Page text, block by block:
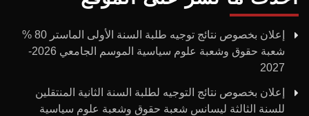
إعلان بخصوص نتائج توجيه طلبة السنة الأولى الماستر 80 %
شعبة حقوق وشعبة علوم سياسية الموسم الجامعي 2026-
2027
إعلان بخصوص نتائج التوجيه لطلبة السنة الثانية المنتقلين
للسنة الثالثة ليسانس شعبة حقوق وشعبة علوم سياسية